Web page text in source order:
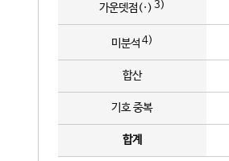
가운뎃점(·) 3)
미분석 4)
합산
기호 중복
합계